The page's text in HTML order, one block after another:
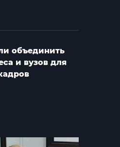
объединить
и вузов для